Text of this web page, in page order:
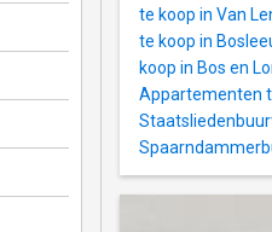
te koop in Van
te koop in
koop in Bos en
Appartementen